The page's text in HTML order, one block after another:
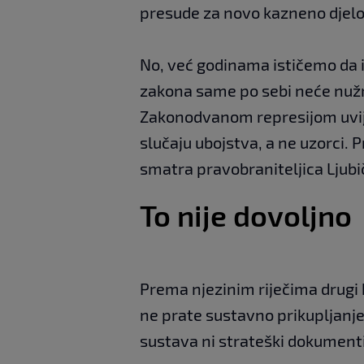
presude za novo kazneno
No, već godinama ističemo
zakona same po sebi neće
Zakonodvanom represijom
slučaju ubojstva, a ne uzorci.
smatra pravobraniteljica
To nije dovoljno
Prema njezinim riječima
ne prate sustavno
sustava ni strateški